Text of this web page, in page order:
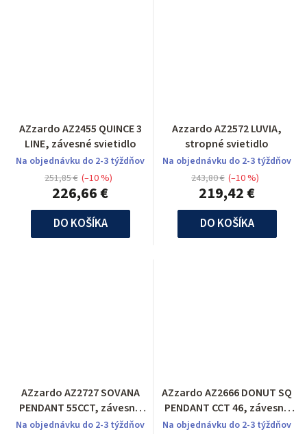
AZzardo AZ2455 QUINCE 3
LINE, závesné svietidlo
Na objednávku do 2-3 týždňov
226,66 €
251,85 € (–10 %)
DO KOŠÍKA
Azzardo AZ2572 LUVIA,
stropné svietidlo
Na objednávku do 2-3 týždňov
219,42 €
243,80 € (–10 %)
DO KOŠÍKA
AZzardo AZ2727 SOVANA
PENDANT 55CCT, závesné
svietidlo
Na objednávku do 2-3 týždňov
AZzardo AZ2666 DONUT SQ
PENDANT CCT 46, závesné
svietidlo
Na objednávku do 2-3 týždňov